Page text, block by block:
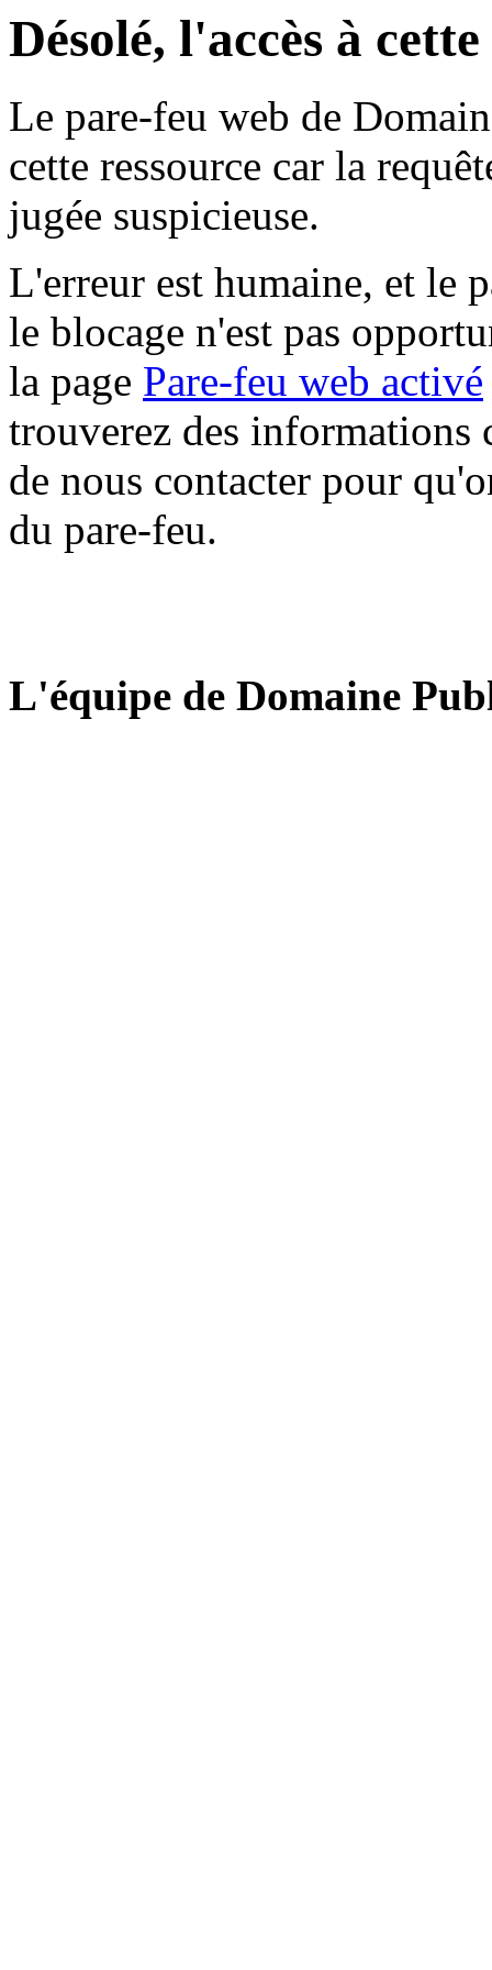
Désolé, l'accès à
Le pare-feu web de
cette ressource car la
jugée suspicieuse.
L'erreur est humaine, et le
le blocage n'est pas
la page Pare-feu web activé
trouverez des informations
de nous contacter pour
du pare-feu.
L'équipe de Domaine